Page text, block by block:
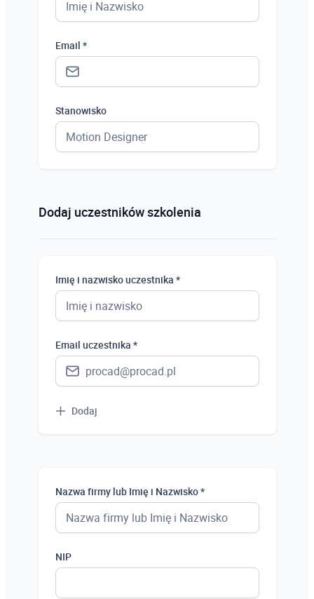
Email *
Stanowisko
Dodaj uczestników szkolenia
Imię i nazwisko uczestnika *
Email uczestnika *
Dodaj
Nazwa firmy lub Imię i Nazwisko *
NIP
Uczeń
Bezrobotny